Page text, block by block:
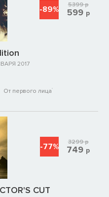
2017
От первого лица
-89% 5399р
599 р
CUT
-77% 3299р
749 р